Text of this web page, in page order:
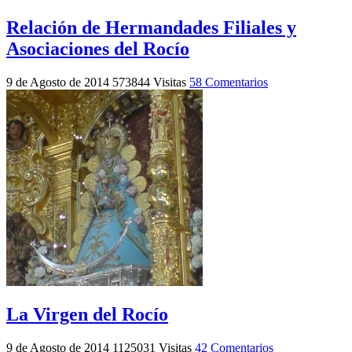
Relación de Hermandades Filiales y
Asociaciones del Rocío
9 de Agosto de 2014 573844 Visitas 58 Comentarios
La Virgen del Rocío
9 de Agosto de 2014 1125031 Visitas 42 Comentarios